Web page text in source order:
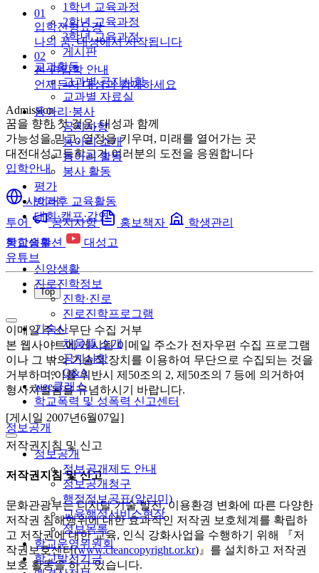
1학년 교육과정
2학년 교육과정
3학년 교육과정
게시판
교과활동
교과별 공지사항
교과별 자료실
동아리·봉사
공지사항
동아리 소개
동아리 활동
봉사 활동
평가
방과후 교육활동
대회·캠프·강연
학교생활
신앙생활
진로진학정보
진학·진로
진로진학프로그램
기숙사
채움뜰 소개
공지사항
Q&A
wee클래스
학교폭력 및 성폭력 신고센터
정보공개
정보공개
정보공개제도 안내
정보공개청구
행정정보공표(알리미)
교육행정서비스현장
정보목록
학교운영위원회
학교발전기금
01
입학전형요강
나의 꿈, 대성에서 시작됩니다
02
전·편입학 안내
언제든지 대성과 함께하세요
Admission
꿈을 향한 첫 걸음, 대성과 함께
가능성을 믿고, 열정을 키우며, 미래를 열어가는 곳
대전대성고등학교가 여러분의 도전을 응원합니다
입학안내
사이버
투어
공지사항 홍보책자
학생관리
통합솔루션
대성고
유튜브
Top
이메일 주소 무단 수집 거부
본 웹사이트에 게시된 이메일 주소가 전자우편 수집 프로그램
이나 그 밖의 기술적 장치를 이용하여 무단으로 수집되는 것을
거부하며,이를 위반시 제50조의 2, 제50조의 7 등에 의거하여
형사처벌됨을 유념하시기 바랍니다.
[게시일 2007년6월07일]
저작권지침 및 신고
저작권지침 및 신고
문화관광부는 디지털 기술 발전, 이용환경 변화에 따른 다양한
저작권 침해행위에 대한 효과적인 저작권 보호체계를 확립하
고 저작권에 대한 교육, 인식 강화사업을 수행하기 위해 『저
작권보호센터(www.cleancopyright.or.kr)』를 설치하고 저작권
보호 활동을 하고 있습니다.